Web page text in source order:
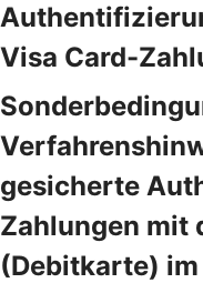
Visa Card-
gesicherte
Zahlungen mit
(Debitkarte)